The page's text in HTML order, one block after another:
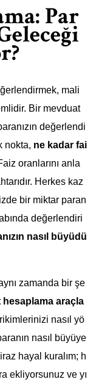
Par
mali
Bir mevduat
değerlendi
nokta, ne kadar fai
oranlarını anla
Herkes kaz
bir miktar paran
değerlendiri
nasıl büyüdü
zamanda bir şe
hesaplama araçla
nasıl yö
nasıl büyüye
hayal kuralım; h
ekliyorsunuz ve yı